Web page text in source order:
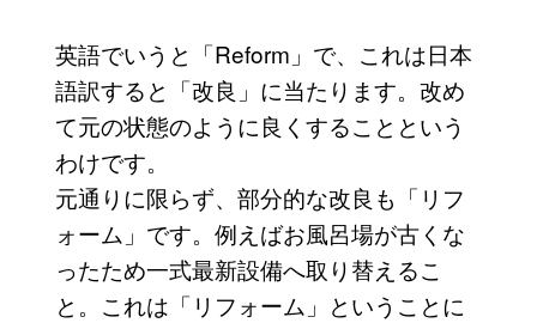
英語でいうと「Reform」で、これは日本
語訳すると「改良」に当たります。改め
て元の状態のように良くすることという
わけです。
元通りに限らず、部分的な改良も「リフ
ォーム」です。例えばお風呂場が古くな
ったため一式最新設備へ取り替えるこ
と。これは「リフォーム」ということに